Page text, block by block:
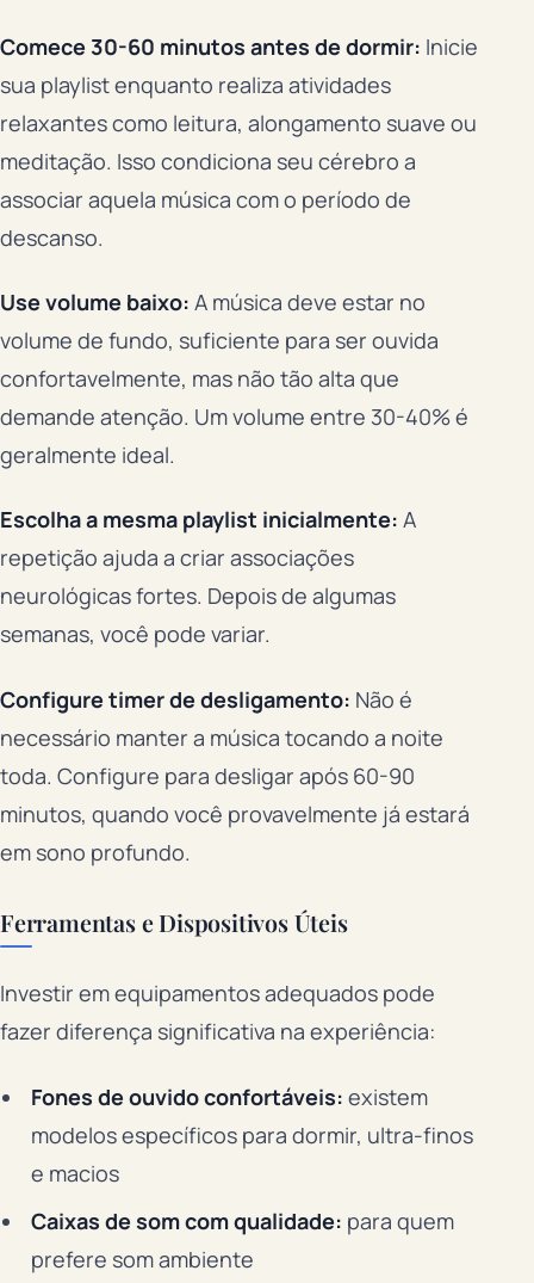
Comece 30-60 minutos antes de dormir: Inicie
sua playlist enquanto realiza atividades
relaxantes como leitura, alongamento suave ou
meditação. Isso condiciona seu cérebro a
associar aquela música com o período de
descanso.
Use volume baixo: A música deve estar no
volume de fundo, suficiente para ser ouvida
confortavelmente, mas não tão alta que
demande atenção. Um volume entre 30-40% é
geralmente ideal.
Escolha a mesma playlist inicialmente: A
repetição ajuda a criar associações
neurológicas fortes. Depois de algumas
semanas, você pode variar.
Configure timer de desligamento: Não é
necessário manter a música tocando a noite
toda. Configure para desligar após 60-90
minutos, quando você provavelmente já estará
em sono profundo.
Ferramentas e Dispositivos Úteis
Investir em equipamentos adequados pode
fazer diferença significativa na experiência:
Fones de ouvido confortáveis: existem
modelos específicos para dormir, ultra-finos
e macios
Caixas de som com qualidade: para quem
prefere som ambiente